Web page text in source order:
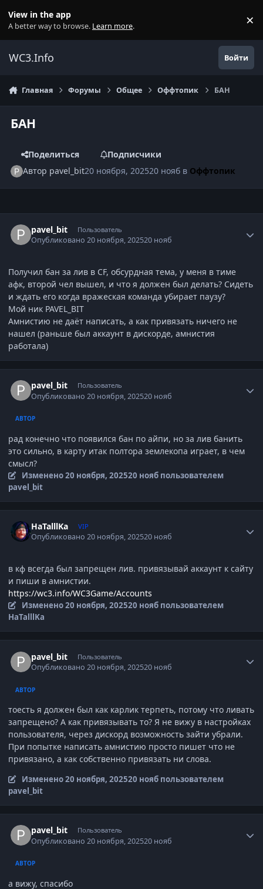
View in the app
A better way to browse. Learn more. ×
WC3.Info Войти
Главная Форумы Общее Оффтопик БАН
БАН
Поделиться
Подписчики
Автор pavel_bit20 ноября, 202520 нояб в Оффтопик
pavel_bit Пользователь
Опубликовано20 ноября, 202520 нояб
Получил бан за лив в CF, обсурдная тема, у меня в тиме
афк, второй чел вышел, и что я должен был делать? Сидеть
и ждать его когда вражеская команда убирает паузу?
Мой ник PAVEL_BIT
Амнистию не даёт написать, а как привязать ничего не
нашел (раньше был аккаунт в дискорде, амнистия
работала)
pavel_bit Пользователь
Опубликовано20 ноября, 202520 нояб
АВТОР
рад конечно что появился бан по айпи, но за лив банить
это сильно, в карту итак полтора землекопа играет, в чем
смысл?
Изменено20 ноября, 202520 ноябпользователем
pavel_bit
HaTalllKa VIP
Опубликовано20 ноября, 202520 нояб
в кф всегда был запрещен лив. привязывай аккаунт к сайту
и пиши в амнистии.
https://wc3.info/WC3Game/Accounts
Изменено20 ноября, 202520 ноябпользователем
HaTalllKa
pavel_bit Пользователь
Опубликовано20 ноября, 202520 нояб
АВТОР
тоесть я должен был как карлик терпеть, потому что ливать
запрещено? А как привязывать то? Я не вижу в настройках
пользователя, через дискорд возможность зайти убрали.
При попытке написать амнистию просто пишет что не
привязано, а как собственно привязать ни слова.
Изменено20 ноября, 202520 ноябпользователем
pavel_bit
pavel_bit Пользователь
Опубликовано20 ноября, 202520 нояб
АВТОР
а вижу, спасибо